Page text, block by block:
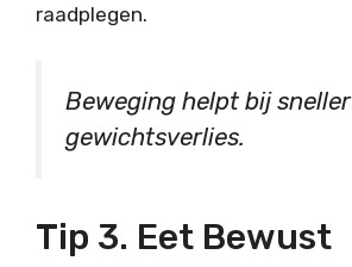
raadplegen.
Beweging helpt bij sneller
gewichtsverlies.
Tip 3. Eet Bewust